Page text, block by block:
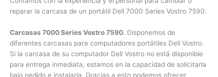
reparar la carcasa de un portátil Dell 7000 Series Vostro
7590.
Carcasas 7000 Series Vostro 7590. Disponemos de
diferentes carcasas para computadores portátiles Dell
Vostro. Si la carcasa de su computador Dell Vostro no está
disponible para entrega inmediata, estamos en la capacidad